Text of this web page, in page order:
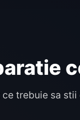
ce trebuie sa